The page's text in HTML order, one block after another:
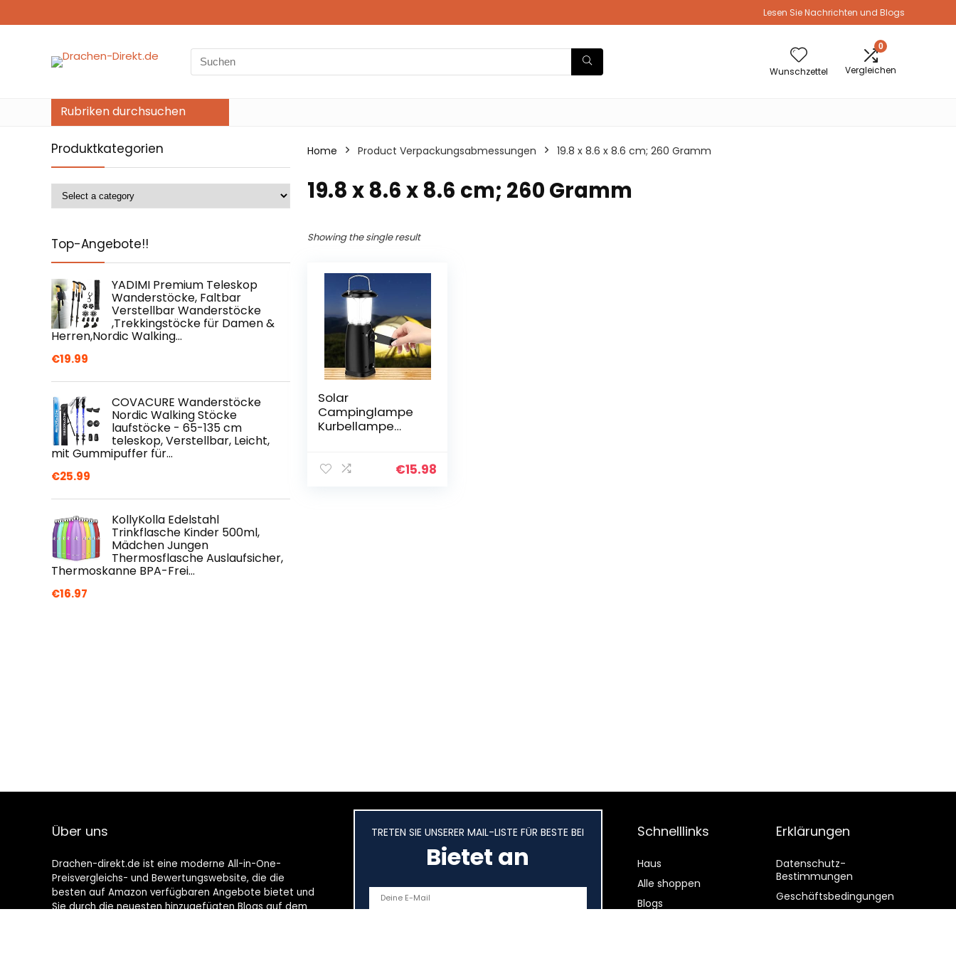
Lesen Sie Nachrichten und Blogs
Search
for:
Wunschzettel
0
Vergleichen
Rubriken durchsuchen
Produktkategorien
Top-Angebote!!
YADIMI Premium Teleskop
Wanderstöcke, Faltbar
Verstellbar Wanderstöcke
,Trekkingstöcke für Damen &
Herren,Nordic Walking…
€19.99
COVACURE Wanderstöcke
Nordic Walking Stöcke
laufstöcke - 65-135 cm
teleskop, Verstellbar, Leicht,
mit Gummipuffer für…
€25.99
KollyKolla Edelstahl
Trinkflasche Kinder 500ml,
Mädchen Jungen
Thermosflasche Auslaufsicher,
Thermoskanne BPA-Frei…
€16.97
Home Product Verpackungsabmessungen ‎19.8 x 8.6 x 8.6 cm; 260 Gramm
‎19.8 x 8.6 x 8.6 cm; 260 Gramm
Showing the single result
Solar
Campinglampe
Kurbellampe
Camping Laterne
€15.98
Über uns
Drachen-direkt.de ist eine moderne All-in-One-
Preisvergleichs- und Bewertungswebsite, die die
besten auf Amazon verfügbaren Angebote bietet und
Sie durch die neuesten hinzugefügten Blogs auf dem
TRETEN SIE UNSERER MAIL-LISTE FÜR BESTE BEI
Bietet an
Schnelllinks
Haus
Alle shoppen
Blogs
Erklärungen
Datenschutz-
Bestimmungen
Geschäftsbedingungen